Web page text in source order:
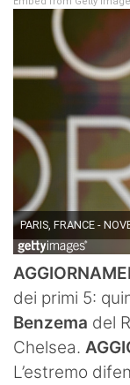
dei primi 5:
Benzema del
Chelsea.
L’estremo